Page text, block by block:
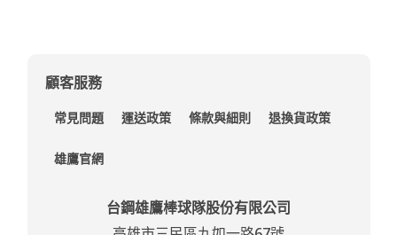
顧客服務
常見問題 運送政策 條款與細則 退換貨政策
雄鷹官網
台鋼雄鷹棒球隊股份有限公司